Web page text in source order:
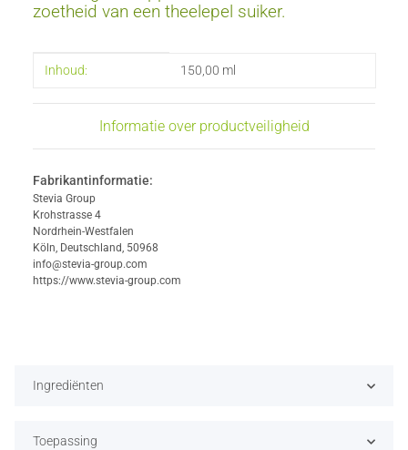
zoetheid van een theelepel suiker.
#productDetails.itemInformation#
#productDetails.itemValue#
Inhoud: 150,00 ml
Informatie over productveiligheid
Fabrikantinformatie:
Stevia Group
Krohstrasse 4
Nordrhein-Westfalen
Köln, Deutschland, 50968
info@stevia-group.com
https://www.stevia-group.com
Ingrediënten
Toepassing